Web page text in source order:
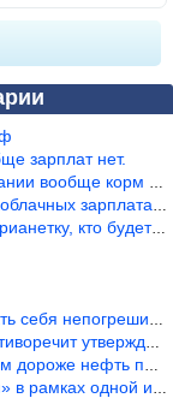
зарплат нет.
корм для живот
зарплатах определё
будет следующим…
непогрешимым.
утверждению &qu
нефть продадим.
одной и той же с